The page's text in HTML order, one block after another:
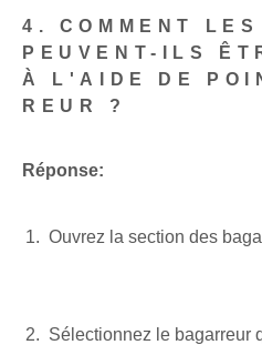
4. COMMENT LES
PEUVENT-ILS
À L'AIDE DE
REUR ?
Réponse:
Ouvrez la section des
Sélectionnez le bagarreur